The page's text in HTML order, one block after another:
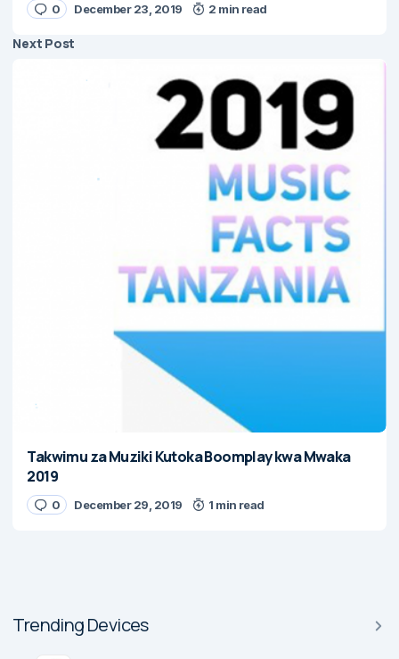
0 December 23, 2019 2 min read
Next Post
Takwimu za Muziki Kutoka Boomplay kwa Mwaka
2019
0 December 29, 2019 1 min read
Trending Devices